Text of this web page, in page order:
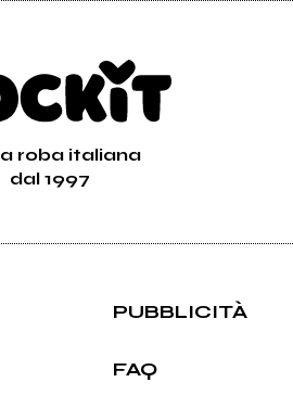
roba italiana
dal 1997
PUBBLICITÀ
FAQ